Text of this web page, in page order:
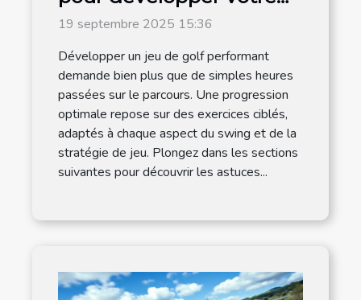
jeu de golf
19 septembre 2025 15:36
Développer un jeu de golf performant
demande bien plus que de simples heures
passées sur le parcours. Une progression
optimale repose sur des exercices ciblés,
adaptés à chaque aspect du swing et de la
stratégie de jeu. Plongez dans les sections
suivantes pour découvrir les astuces...